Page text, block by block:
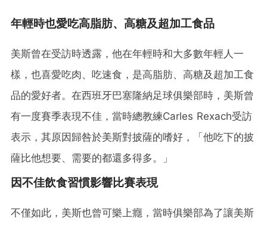
年輕時也愛吃高脂肪、高糖及超加工食品
美斯曾在受訪時透露，他在年輕時和大多數年輕人一
樣，也喜愛吃肉、吃速食，是高脂肪、高糖及超加工食
品的愛好者。在西班牙巴塞隆納足球俱樂部時，美斯曾
有一度賽季表現不佳，當時總教練Carles Rexach受訪
表示，其原因歸咎於美斯對披薩的嗜好，「他吃下的披
薩比他想要、需要的都還多得多。」
因不佳飲食習慣影響比賽表現
不僅如此，美斯也曾可樂上癮，當時俱樂部為了讓美斯